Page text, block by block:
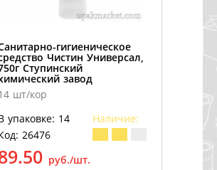
гигиеническое
Чистин Универсал,
Ступинский
завод
шт/кор
упаковке: 14
Наличие:
26476
руб./шт.